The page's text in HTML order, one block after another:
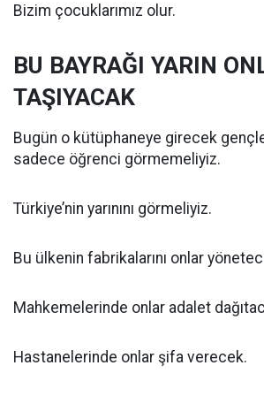
Bizim çocuklarımız olur.
BU BAYRAĞI YARIN
TAŞIYACAK
Bugün o kütüphaneye girecek
sadece öğrenci görmemeliyiz.
Türkiye’nin yarınını görmeliyiz.
Bu ülkenin fabrikalarını onlar
Mahkemelerinde onlar adalet
Hastanelerinde onlar şifa verecek.